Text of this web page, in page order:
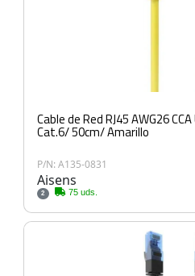
Cable de Red RJ45 AWG26
Cat.6/ 50cm/ Amarillo
P/N: A135-0831
Aisens
2 75 uds.